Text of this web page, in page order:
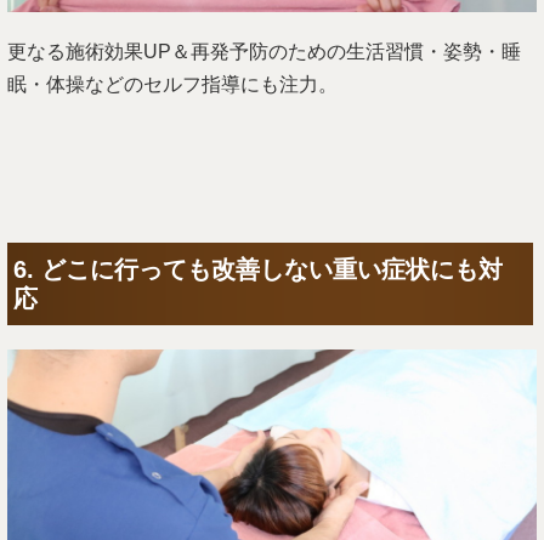
更なる施術効果UP＆再発予防のための生活習慣・姿勢・睡
眠・体操などのセルフ指導にも注力。
6. どこに行っても改善しない重い症状にも対
応